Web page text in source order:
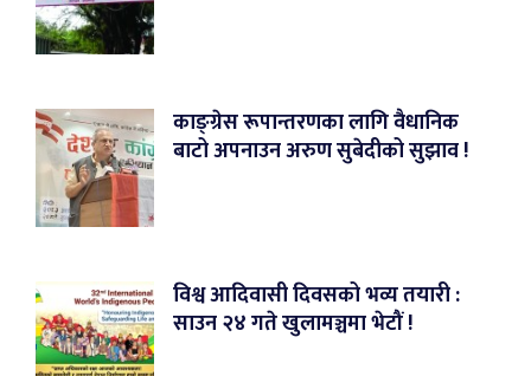
काङ्ग्रेस रूपान्तरणका लागि वैधानिक
बाटो अपनाउन अरुण सुबेदीको सुझाव !
विश्व आदिवासी दिवसको भव्य तयारी :
साउन २४ गते खुलामञ्चमा भेटौं !